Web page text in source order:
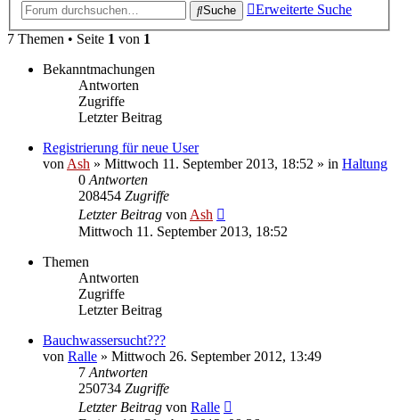
Suche
Erweiterte Suche
7 Themen • Seite 1 von 1
Bekanntmachungen
Antworten
Zugriffe
Letzter Beitrag
Registrierung für neue User
von Ash » Mittwoch 11. September 2013, 18:52 » in Haltung
0 Antworten
208454 Zugriffe
Letzter Beitrag von Ash
Mittwoch 11. September 2013, 18:52
Themen
Antworten
Zugriffe
Letzter Beitrag
Bauchwassersucht???
von Ralle » Mittwoch 26. September 2012, 13:49
7 Antworten
250734 Zugriffe
Letzter Beitrag von Ralle